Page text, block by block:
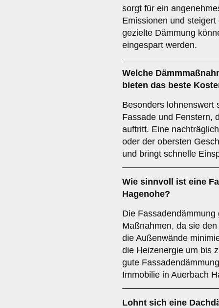
sorgt für ein
Emissionen und
gezielte Dämmung
eingespart werden.
Welche
bieten das beste
Besonders lohnenswert
Fassade und Fenstern,
auftritt. Eine
oder der obersten
und bringt schnelle
Wie sinnvoll ist eine
Hagenohe?
Die
Maßnahmen, da sie
die Außenwände
die Heizenergie um bis
gute
Immobilie in Auerbach
Lohnt sich eine